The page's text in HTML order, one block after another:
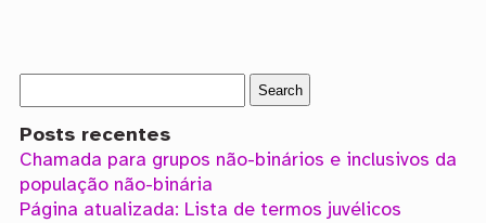
Posts recentes
Chamada para grupos não-binários e inclusivos da
população não-binária
Página atualizada: Lista de termos juvélicos